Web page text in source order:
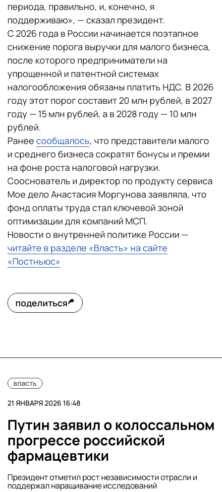
периода, правильно, и, конечно, я
поддерживаю», — сказал президент.
С 2026 года в России начинается поэтапное
снижение порога выручки для малого бизнеса,
после которого предприниматели на
упрощенной и патентной системах
налогообложения обязаны платить НДС. В 2026
году этот порог составит 20 млн рублей, в 2027
году — 15 млн рублей, а в 2028 году — 10 млн
рублей.
Ранее сообщалось, что представители малого
и среднего бизнеса сократят бонусы и премии
на фоне роста налоговой нагрузки.
Сооснователь и директор по продукту сервиса
Мое дело Анастасия Моргунова заявляла, что
фонд оплаты труда стал ключевой зоной
оптимизации для компаний МСП.
Новости о внутренней политике России —
читайте в разделе «Власть» на сайте
«Постньюс»
поделиться
власть
21 ЯНВАРЯ 2026 16:48
Путин заявил о колоссальном
прогрессе российской
фармацевтики
Президент отметил рост независимости отрасли и
поддержал наращивание исследований